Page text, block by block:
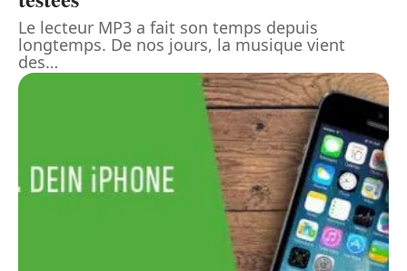
Le lecteur MP3 a fait son temps depuis
longtemps. De nos jours, la musique vient
des…